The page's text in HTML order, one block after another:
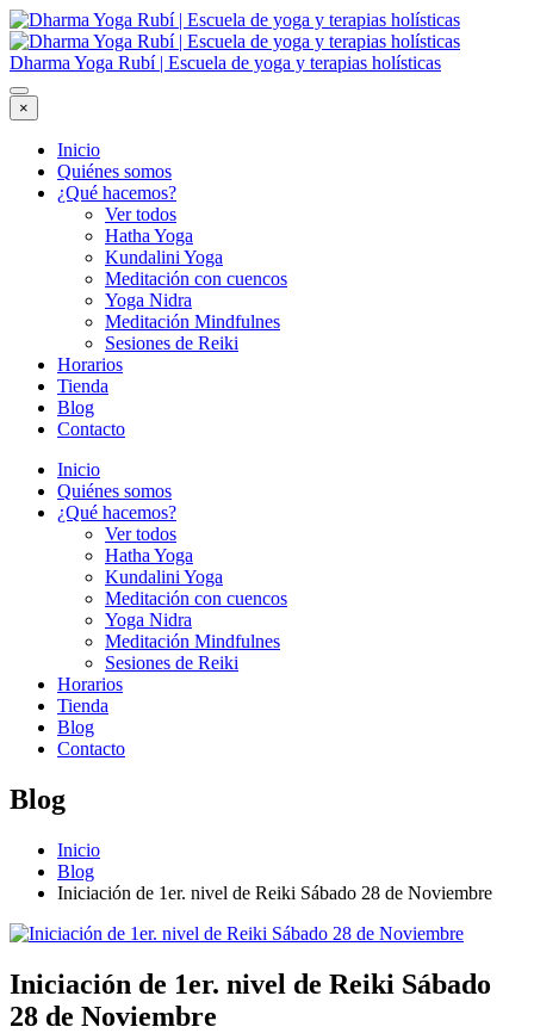
Dharma Yoga Rubí | Escuela de yoga y terapias holísticas
×
Inicio
Quiénes somos
¿Qué hacemos?
Ver todos
Hatha Yoga
Kundalini Yoga
Meditación con cuencos
Yoga Nidra
Meditación Mindfulnes
Sesiones de Reiki
Horarios
Tienda
Blog
Contacto
Inicio
Quiénes somos
¿Qué hacemos?
Ver todos
Hatha Yoga
Kundalini Yoga
Meditación con cuencos
Yoga Nidra
Meditación Mindfulnes
Sesiones de Reiki
Horarios
Tienda
Blog
Contacto
Blog
Inicio
Blog
Iniciación de 1er. nivel de Reiki Sábado 28 de Noviembre
Iniciación de 1er. nivel de Reiki Sábado
28 de Noviembre